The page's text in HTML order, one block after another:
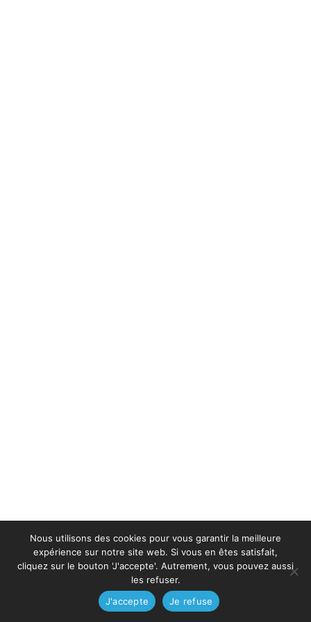
Nous utilisons des cookies pour vous garantir la meilleure
expérience sur notre site web. Si vous en êtes satisfait,
cliquez sur le bouton 'J'accepte'. Autrement, vous pouvez aussi
les refuser.
J'accepte
Je refuse